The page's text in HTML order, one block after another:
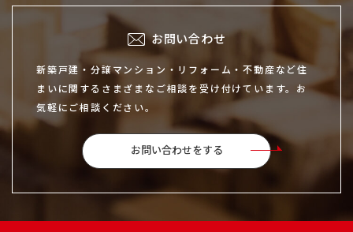
お問い合わせ
新築戸建・分譲マンション・リフォーム・不動産など住
まいに関するさまざまなご相談を受け付けています。お
気軽にご相談ください。
お問い合わせをする